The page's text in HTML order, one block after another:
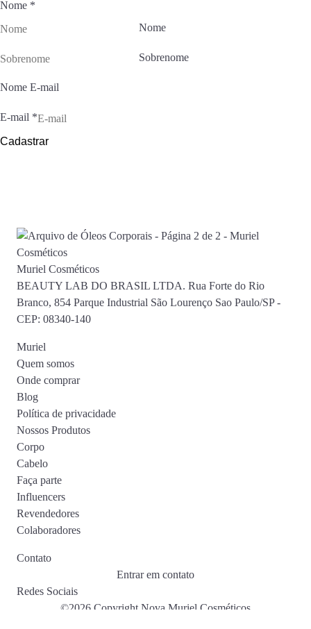
Nome *
Nome
Sobrenome
Nome E-mail
E-mail *
Cadastrar
Muriel Cosméticos
BEAUTY LAB DO BRASIL LTDA. Rua Forte do Rio
Branco, 854 Parque Industrial São Lourenço Sao Paulo/SP -
CEP: 08340-140
Muriel
Quem somos
Onde comprar
Blog
Política de privacidade
Nossos Produtos
Corpo
Cabelo
Faça parte
Influencers
Revendedores
Colaboradores
Contato
Entrar em contato
Redes Sociais
©2026 Copyright Nova Muriel Cosméticos